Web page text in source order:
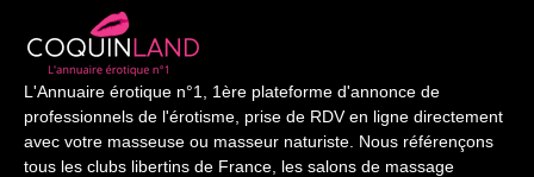
L'Annuaire érotique n°1, 1ère plateforme d'annonce de
professionnels de l'érotisme, prise de RDV en ligne directement
avec votre masseuse ou masseur naturiste. Nous référençons
tous les clubs libertins de France, les salons de massage